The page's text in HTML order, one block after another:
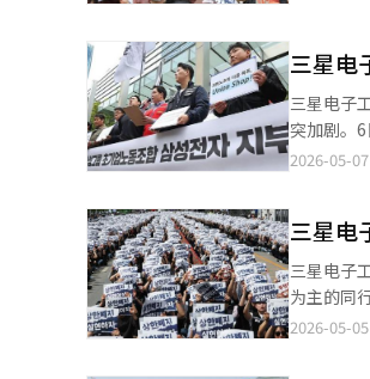
或解雇时优先通知。” 投诉人认为，该言论不仅
绩效奖金
因此无法修改”，但
要求被纳入，而成
人称，总会
分，均与工会法的宗旨相悖。 他们在
称“以多数决的
工，可能会导致劳资
后续的集体谈判程序。 20日，他们计划在水原地
见的新谈
三星电
三星电子
突加剧。
平代表义
将向劳动
其中70%
部门的独
动向也在
意见，并
2026-05-
三星电
三星电子
为主的同
组织，但
2026-05-